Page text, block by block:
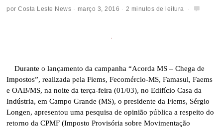
porCosta Leste News março 3, 2016 2 minutos de leitura
Durante o lançamento da campanha “Acorda MS – Chega de
Impostos”, realizada pela Fiems, Fecomércio-MS, Famasul, Faems
e OAB/MS, na noite da terça-feira (01/03), no Edifício Casa da
Indústria, em Campo Grande (MS), o presidente da Fiems, Sérgio
Longen, apresentou uma pesquisa de opinião pública a respeito do
retorno da CPMF (Imposto Provisória sobre Movimentação